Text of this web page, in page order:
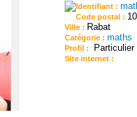
Identifiant :
Code postal :
Ville : Rabat
Catégorie :maths
Profil : Particulier
Site internet :